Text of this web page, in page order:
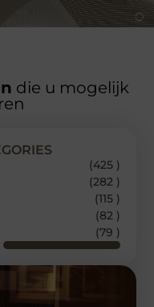
die u mogelijk
(425 )
(282 )
(115 )
(82 )
(79 )